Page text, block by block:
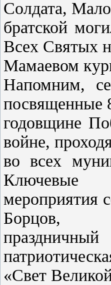
Солдата,
братской
Всех Святых
Мамаевом
Напомним,
посвященные
годовщине
войне,
во всех
Ключевые
мероприятия
Борцов,
«Свет